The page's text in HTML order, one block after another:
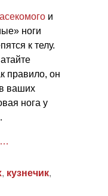
и
ноги
к телу.
правило, он
ваших
нога у
, кузнечик,